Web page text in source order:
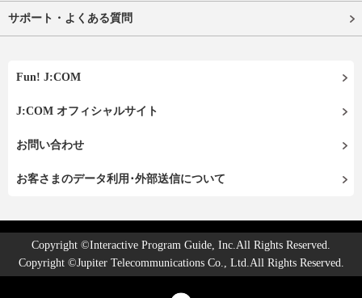
サポート・よくある質問
Fun! J:COM
J:COM オフィシャルサイト
お問い合わせ
お客さまのデータ利用･外部送信について
Copyright ©Interactive Program Guide, Inc.All Rights Reserved.
Copyright ©Jupiter Telecommunications Co., Ltd.All Rights Reserved.